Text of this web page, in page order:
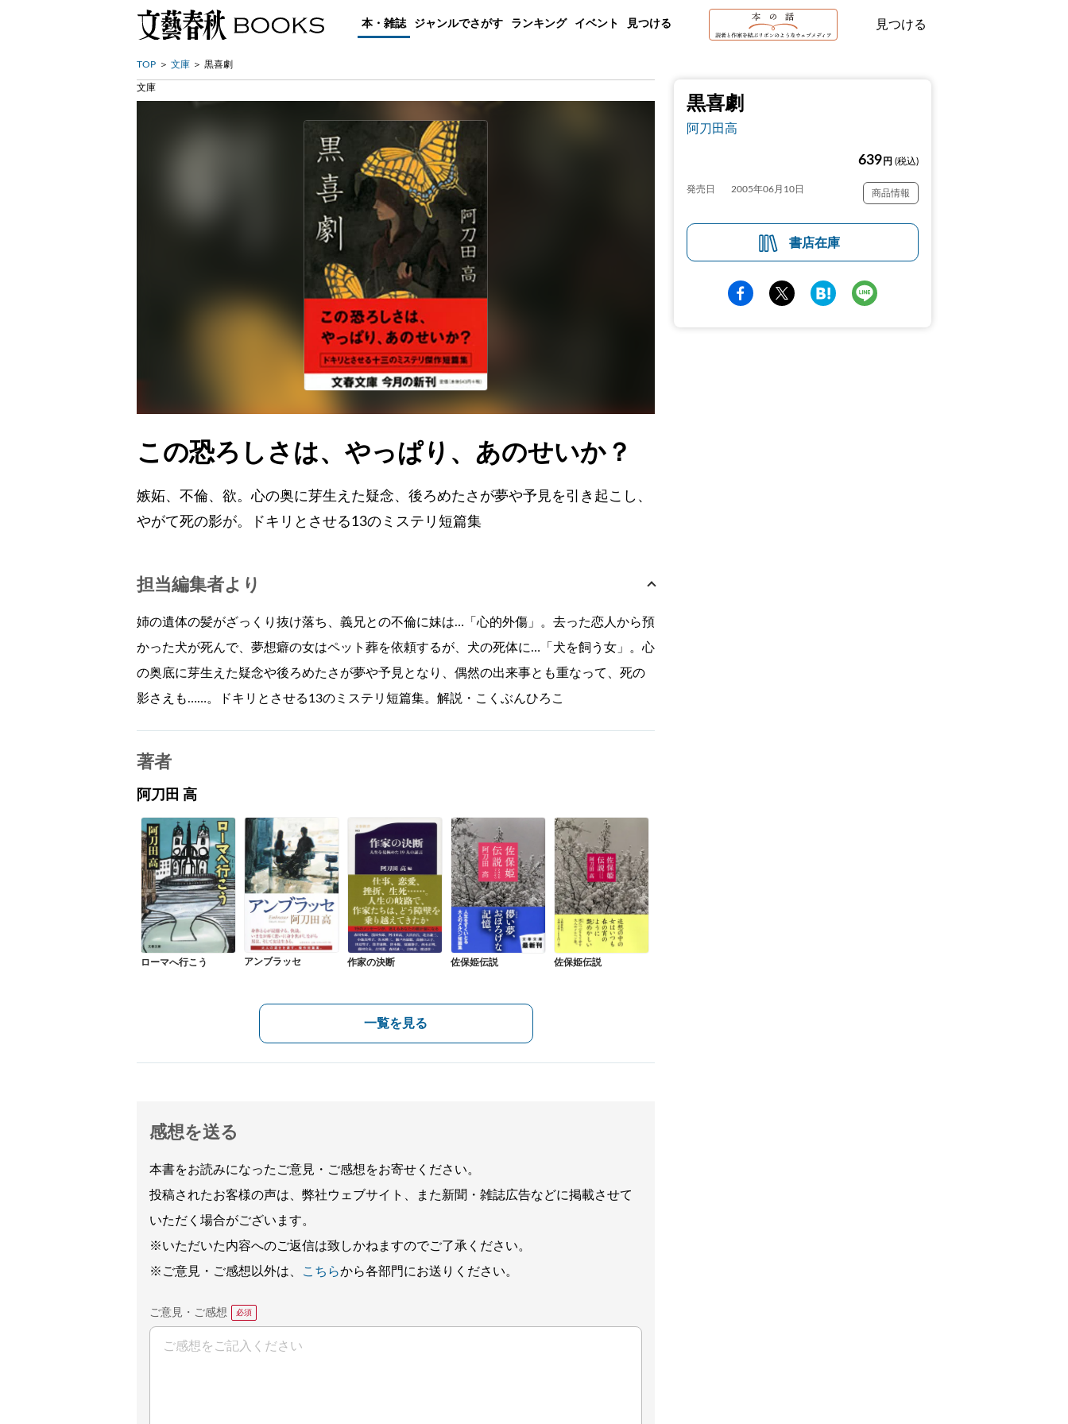
本・雑誌 ジャンルでさがす ランキング イベント 見つける 見つける
TOP 文庫 黒喜劇
黒喜劇
阿刀田高
639 円 (税込)
発売日 2005年06月10日 商品情報
書店在庫
文庫
この恐ろしさは、やっぱり、あのせいか？
嫉妬、不倫、欲。心の奥に芽生えた疑念、後ろめたさが夢や予見を引き起こし、
やがて死の影が。ドキリとさせる13のミステリ短篇集
担当編集者より
姉の遺体の髪がざっくり抜け落ち、義兄との不倫に妹は…「心的外傷」。去った恋人から預
かった犬が死んで、夢想癖の女はペット葬を依頼するが、犬の死体に…「犬を飼う女」。心
の奥底に芽生えた疑念や後ろめたさが夢や予見となり、偶然の出来事とも重なって、死の
影さえも……。ドキリとさせる13のミステリ短篇集。解説・こくぶんひろこ
著者
阿刀田 高
ローマへ行こう アンブラッセ 作家の決断 佐保姫伝説 佐保姫伝説
一覧を見る
感想を送る
本書をお読みになったご意見・ご感想をお寄せください。
投稿されたお客様の声は、弊社ウェブサイト、また新聞・雑誌広告などに掲載させて
いただく場合がございます。
※いただいた内容へのご返信は致しかねますのでご了承ください。
※ご意見・ご感想以外は、
こちらから各部門にお送りください。
ご意見・ご感想